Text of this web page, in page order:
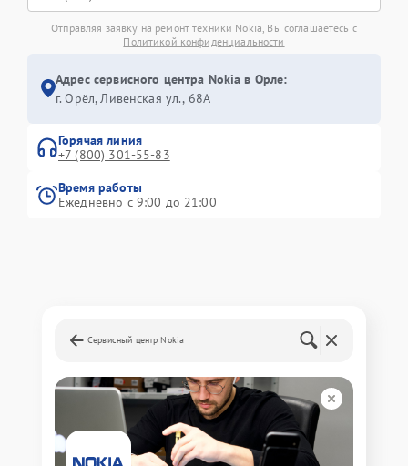
Отправляя заявку на ремонт техники Nokia, Вы соглашаетесь с
Политикой конфиденциальности
Адрес сервисного центра Nokia в Орле:
г. Орёл, Ливенская ул., 68А
Горячая линия
+7 (800) 301-55-83
Время работы
Ежедневно с 9:00 до 21:00
Сервисный центр Nokia